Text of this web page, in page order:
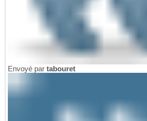
Envoyé par tabouret